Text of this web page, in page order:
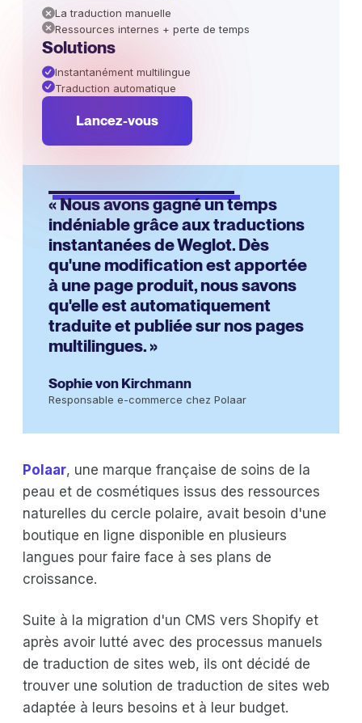
La traduction manuelle
Ressources internes + perte de temps
Solutions
Instantanément multilingue
Traduction automatique
Lancez-vous
« Nous avons gagné un temps
indéniable grâce aux traductions
instantanées de Weglot. Dès
qu'une modification est apportée
à une page produit, nous savons
qu'elle est automatiquement
traduite et publiée sur nos pages
multilingues. »
Sophie von Kirchmann
Responsable e-commerce chez Polaar
Polaar, une marque française de soins de la
peau et de cosmétiques issus des ressources
naturelles du cercle polaire, avait besoin d'une
boutique en ligne disponible en plusieurs
langues pour faire face à ses plans de
croissance.
Suite à la migration d'un CMS vers Shopify et
après avoir lutté avec des processus manuels
de traduction de sites web, ils ont décidé de
trouver une solution de traduction de sites web
adaptée à leurs besoins et à leur budget.